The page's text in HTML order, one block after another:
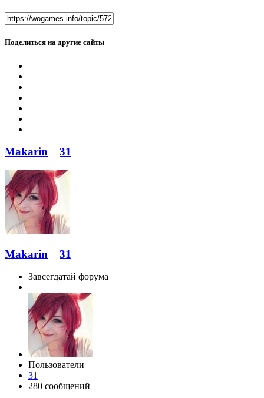
Поделиться на другие сайты
Makarin 31
Makarin 31
Завсегдатай форума
Пользователи
31
280 сообщений